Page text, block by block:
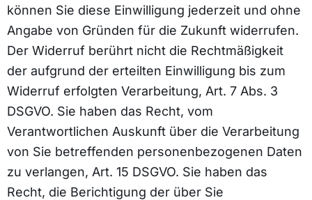
können Sie diese Einwilligung jederzeit und ohne
Angabe von Gründen für die Zukunft widerrufen.
Der Widerruf berührt nicht die Rechtmäßigkeit
der aufgrund der erteilten Einwilligung bis zum
Widerruf erfolgten Verarbeitung, Art. 7 Abs. 3
DSGVO. Sie haben das Recht, vom
Verantwortlichen Auskunft über die Verarbeitung
von Sie betreffenden personenbezogenen Daten
zu verlangen, Art. 15 DSGVO. Sie haben das
Recht, die Berichtigung der über Sie